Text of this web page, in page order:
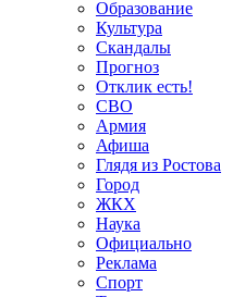
Образование
Культура
Скандалы
Прогноз
Отклик есть!
СВО
Армия
Афиша
Глядя из Ростова
Город
ЖКХ
Наука
Официально
Реклама
Спорт